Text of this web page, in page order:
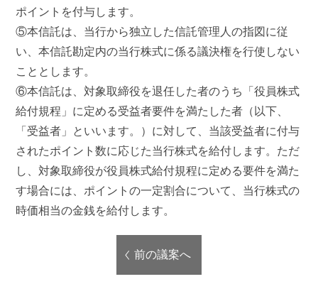
ポイントを付与します。
⑤本信託は、当行から独立した信託管理人の指図に従
い、本信託勘定内の当行株式に係る議決権を行使しない
こととします。
⑥本信託は、対象取締役を退任した者のうち「役員株式
給付規程」に定める受益者要件を満たした者（以下、
「受益者」といいます。）に対して、当該受益者に付与
されたポイント数に応じた当行株式を給付します。ただ
し、対象取締役が役員株式給付規程に定める要件を満た
す場合には、ポイントの一定割合について、当行株式の
時価相当の金銭を給付します。
前の議案へ